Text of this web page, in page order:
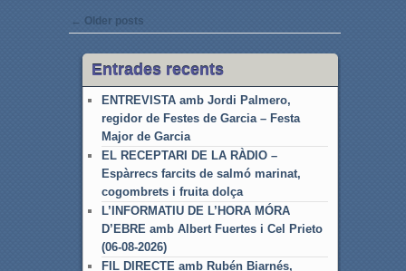
Post navigation
← Older posts
Entrades recents
ENTREVISTA amb Jordi Palmero,
regidor de Festes de Garcia – Festa
Major de Garcia
EL RECEPTARI DE LA RÀDIO –
Espàrrecs farcits de salmó marinat,
cogombrets i fruita dolça
L’INFORMATIU DE L’HORA MÓRA
D’EBRE amb Albert Fuertes i Cel Prieto
(06-08-2026)
FIL DIRECTE amb Rubén Biarnés,